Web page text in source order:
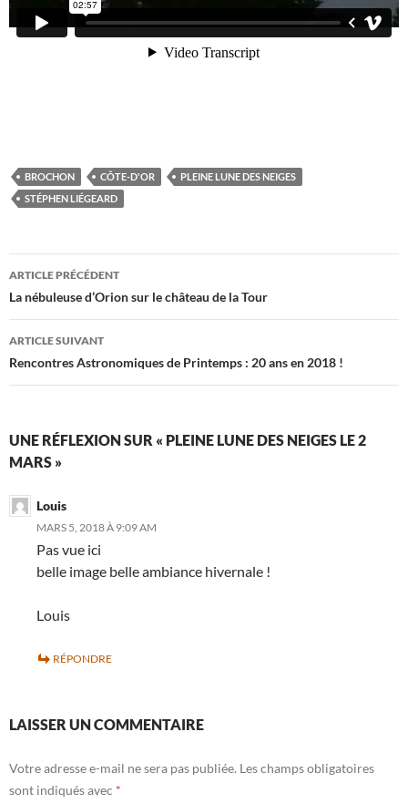
BROCHON CÔTE-D'OR
PLEINE LUNE DES NEIGES
STÉPHEN LIÉGEARD
Navigation
des
articles
ARTICLE PRÉCÉDENT
La nébuleuse d’Orion sur le château de la Tour
ARTICLE SUIVANT
Rencontres Astronomiques de Printemps : 20 ans en 2018 !
UNE RÉFLEXION SUR « PLEINE LUNE DES NEIGES LE 2
MARS »
Louis
MARS 5, 2018 À 9:09 AM
Pas vue ici
belle image belle ambiance hivernale !
Louis
RÉPONDRE
LAISSER UN COMMENTAIRE
Votre adresse e-mail ne sera pas publiée. Les champs obligatoires
sont indiqués avec *